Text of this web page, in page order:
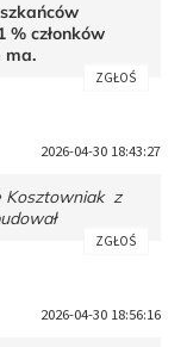
% członków
ma.
ZGŁOŚ
2026-04-30 18:43:27
Kosztowniak z
ZGŁOŚ
2026-04-30 18:56:16